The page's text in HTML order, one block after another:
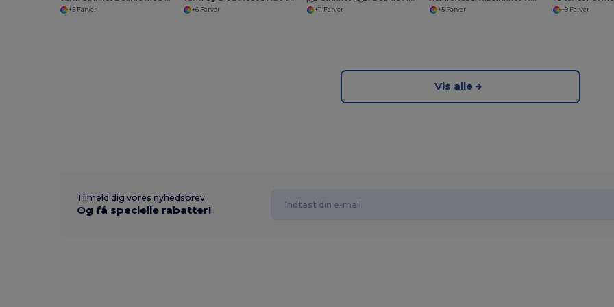
+5 Farver +6 Farver +11 Farver +5 Farver +9 Farver
Vis alle
Tilmeld dig vores nyhedsbrev
Og få specielle rabatter!